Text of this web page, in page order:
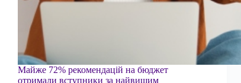
Майже 72% рекомендацій на бюджет
отримали вступники за найвищим